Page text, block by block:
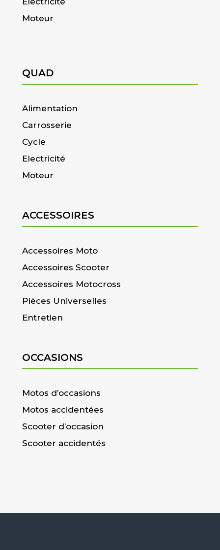
Moteur
QUAD
Alimentation
Carrosserie
Cycle
Electricité
Moteur
ACCESSOIRES
Accessoires Moto
Accessoires Scooter
Accessoires Motocross
Pièces Universelles
Entretien
OCCASIONS
Motos d’occasions
Motos accidentées
Scooter d’occasion
Scooter accidentés